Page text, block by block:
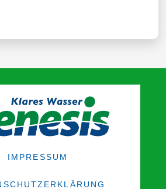
IMPRESSUM